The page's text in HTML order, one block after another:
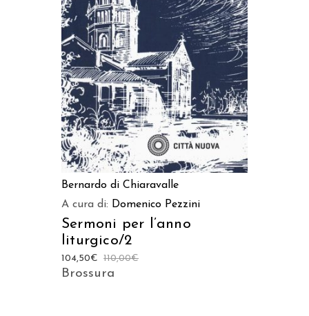
AGGIUNGI AL CARRELLO
Bernardo di Chiaravalle
A cura di: Domenico Pezzini
Sermoni per l’anno
liturgico/2
110,00€
104,50€
Brossura